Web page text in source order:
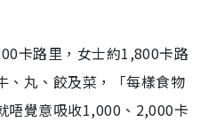
卡路里，女士約1,800卡路
、丸、餃及菜，「每樣食物
唔覺意吸收1,000、2,000卡